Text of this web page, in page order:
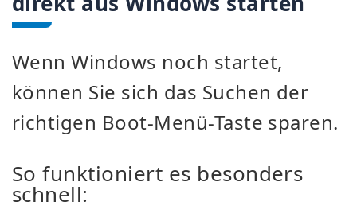
Wenn Windows noch startet,
können Sie sich das Suchen der
richtigen Boot-Menü-Taste sparen.
So funktioniert es besonders
schnell: